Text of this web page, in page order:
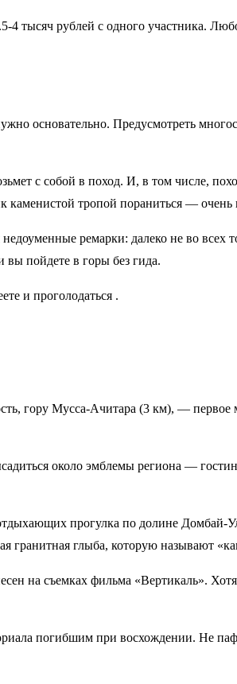
4 тысяч рублей с одного участника.
основательно. Предусмотреть
с собой в поход. И, в том числе,
тропой пораниться — очень
ремарки: далеко не во всех
пойдете в горы без гида.
и проголодаться .
гору Мусса-Ачитара (3 км), — первое
около эмблемы региона —
прогулка по долине
гранитная глыба, которую называют
на съемках фильма «Вертикаль».
погибшим при восхождении. Не